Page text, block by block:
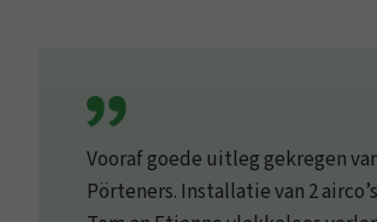
Vooraf goede uitleg gekregen
Pörteners. Installatie van 2